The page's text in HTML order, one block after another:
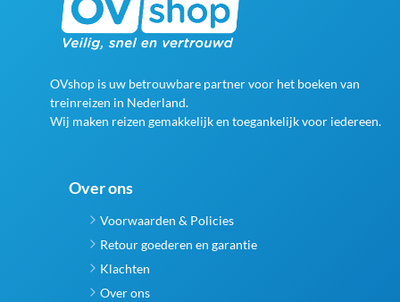
OVshop is uw betrouwbare partner voor het boeken van
treinreizen in Nederland.
Wij maken reizen gemakkelijk en toegankelijk voor iedereen.
Over ons
Voorwaarden & Policies
Retour goederen en garantie
Klachten
Over ons